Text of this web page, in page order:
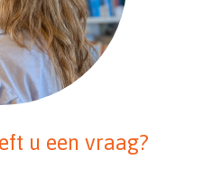
u een vraag?